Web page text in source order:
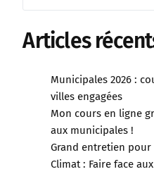
Articles
Municipales 2026 :
villes engagées
Mon cours en ligne
aux municipales !
Grand entretien
Climat : Faire face